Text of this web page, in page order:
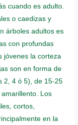
cuando es adulto.
o caedizas y
árboles adultos es
con profundas
jóvenes la corteza
son en forma de
2, 4 ó 5), de 15-25
Los
cortos,
en la